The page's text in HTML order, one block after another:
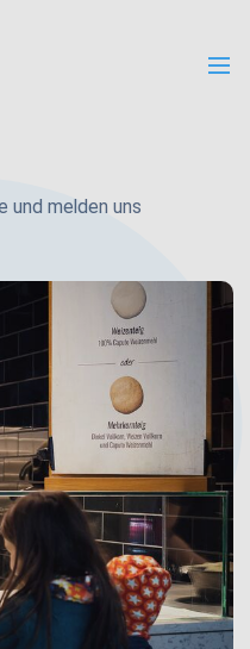
Menü
und melden uns